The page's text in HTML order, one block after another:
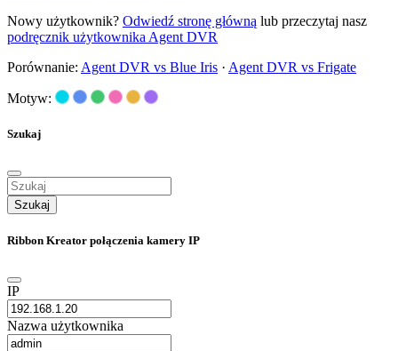
Nowy użytkownik? Odwiedź stronę główną lub przeczytaj nasz
podręcznik użytkownika Agent DVR
Porównanie: Agent DVR vs Blue Iris · Agent DVR vs Frigate
Motyw:
Szukaj
Szukaj
Ribbon Kreator połączenia kamery IP
IP
Nazwa użytkownika